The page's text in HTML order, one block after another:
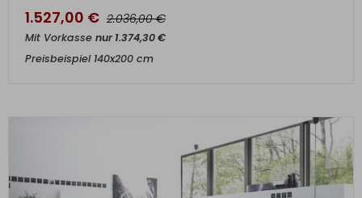
1.527,00 € 2.036,00€
Mit Vorkasse nur1.374,30€
Preisbeispiel 140x200 cm